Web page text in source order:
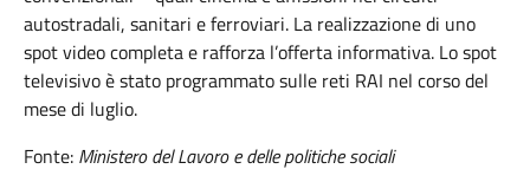
autostradali, sanitari e ferroviari. La realizzazione di uno
spot video completa e rafforza l’offerta informativa. Lo spot
televisivo è stato programmato sulle reti RAI nel corso del
mese di luglio.
Fonte: Ministero del Lavoro e delle politiche sociali